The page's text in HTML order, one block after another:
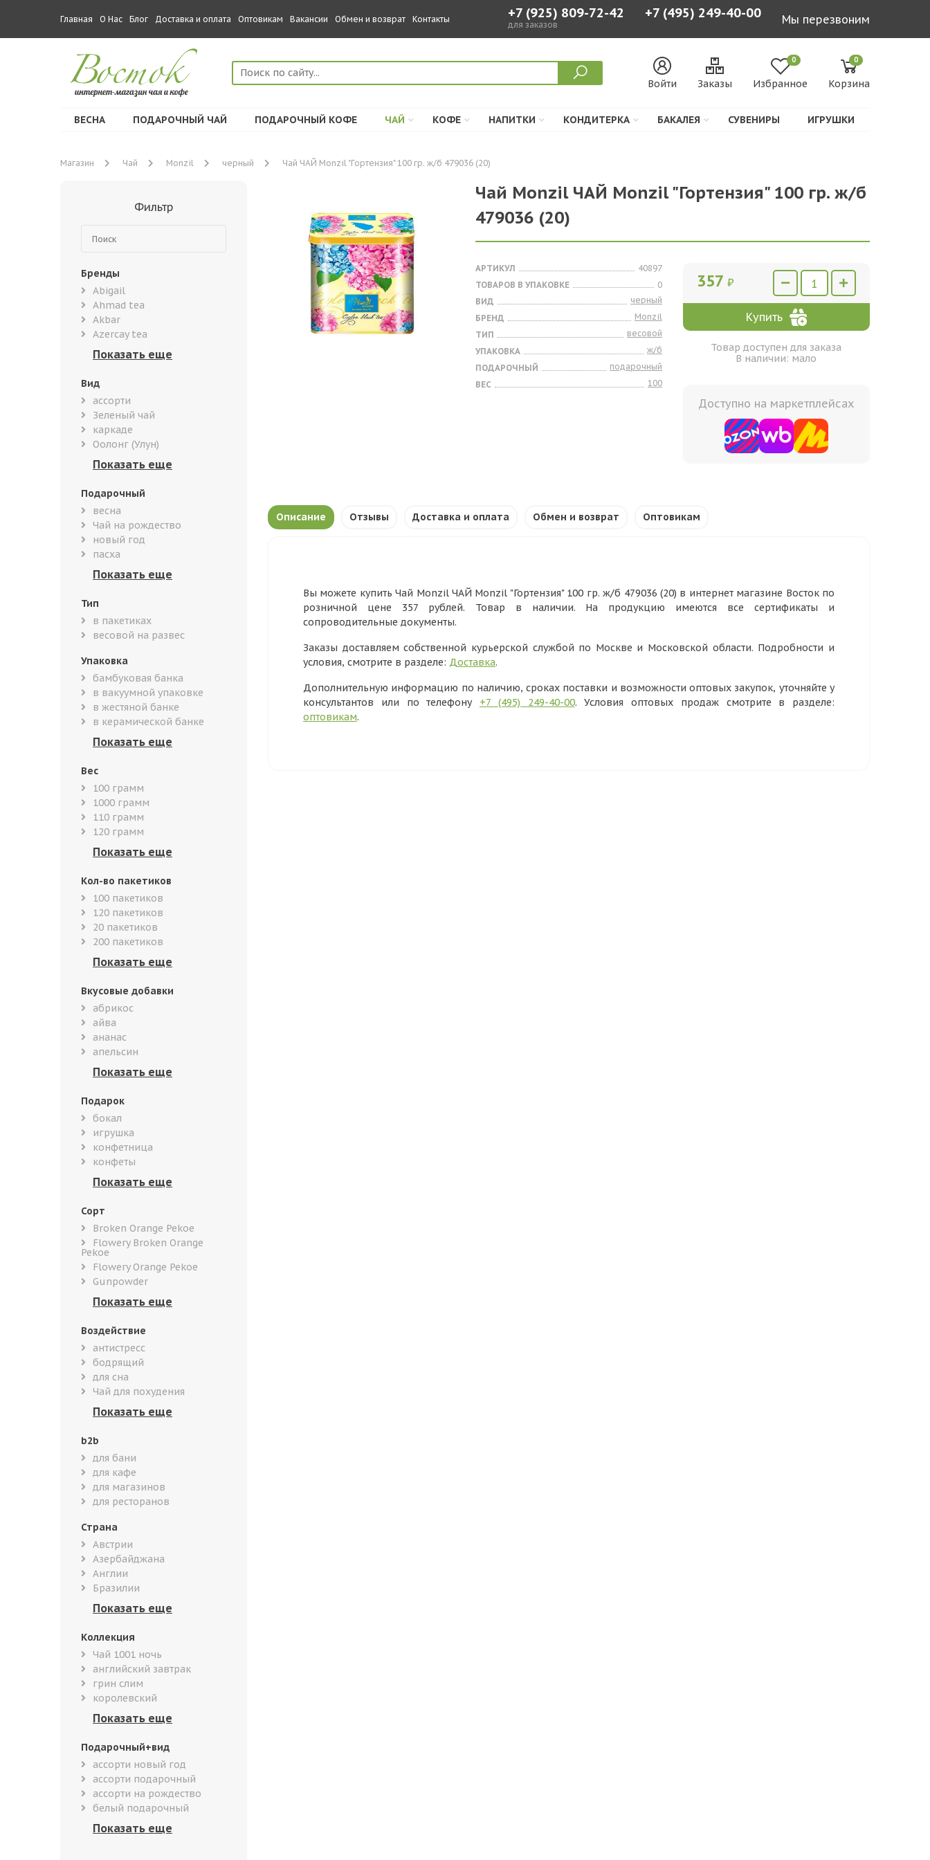
Главная О Нас Блог Доставка и оплата Оптовикам Вакансии Обмен и возврат Контакты +7 (925) 809-72-42
для заказов
+7 (495) 249-40-00 Мы перезвоним
Войти Заказы
0
Избранное
0
Корзина
ВЕСНА ПОДАРОЧНЫЙ ЧАЙ ПОДАРОЧНЫЙ КОФЕ ЧАЙ КОФЕ НАПИТКИ КОНДИТЕРКА БАКАЛЕЯ СУВЕНИРЫ ИГРУШКИ
Магазин Чай Monzil черный Чай ЧАЙ Monzil "Гортензия" 100 гр. ж/б 479036 (20)
Фильтр
Бренды
Abigail
Ahmad tea
Akbar
Azercay tea
Вид
ассорти
Зеленый чай
каркаде
Оолонг (Улун)
Подарочный
весна
Чай на рождество
новый год
пасха
Тип
в пакетиках
весовой на развес
Упаковка
бамбуковая банка
в вакуумной упаковке
в жестяной банке
в керамической банке
Вес
100 грамм
1000 грамм
110 грамм
120 грамм
Кол-во пакетиков
100 пакетиков
120 пакетиков
20 пакетиков
200 пакетиков
Вкусовые добавки
абрикос
айва
ананас
апельсин
Подарок
бокал
игрушка
конфетница
конфеты
Сорт
Broken Orange Pekoe
Flowery Broken Orange
Pekoe
Flowery Orange Pekoe
Gunpowder
Воздействие
антистресс
бодрящий
для сна
Чай для похудения
b2b
для бани
для кафе
для магазинов
для ресторанов
Страна
Австрии
Азербайджана
Англии
Бразилии
Коллекция
Чай 1001 ночь
английский завтрак
грин слим
королевский
Подарочный+вид
ассорти новый год
ассорти подарочный
ассорти на рождество
белый подарочный
Чай Monzil ЧАЙ Monzil "Гортензия" 100 гр. ж/б
479036 (20)
АРТИКУЛ
40897
ТОВАРОВ В УПАКОВКЕ
0
ВИД
черный
БРЕНД
Monzil
ТИП
весовой
УПАКОВКА
ж/б
ПОДАРОЧНЫЙ
подарочный
ВЕС
100
357 ₽
Купить
Товар доступен для заказа
В наличии: мало
Доступно на маркетплейсах
Описание Отзывы Доставка и оплата Обмен и возврат Оптовикам
Вы можете купить Чай Monzil ЧАЙ Monzil "Гортензия" 100 гр. ж/б 479036 (20) в интернет магазине Восток по
розничной цене 357 рублей. Товар в наличии. На продукцию имеются все сертификаты и
сопроводительные документы.
Заказы доставляем собственной курьерской службой по Москве и Московской области. Подробности и
условия, смотрите в разделе: Доставка.
Дополнительную информацию по наличию, сроках поставки и возможности оптовых закупок, уточняйте у
консультантов или по телефону +7 (495) 249-40-00. Условия оптовых продаж смотрите в разделе:
оптовикам.